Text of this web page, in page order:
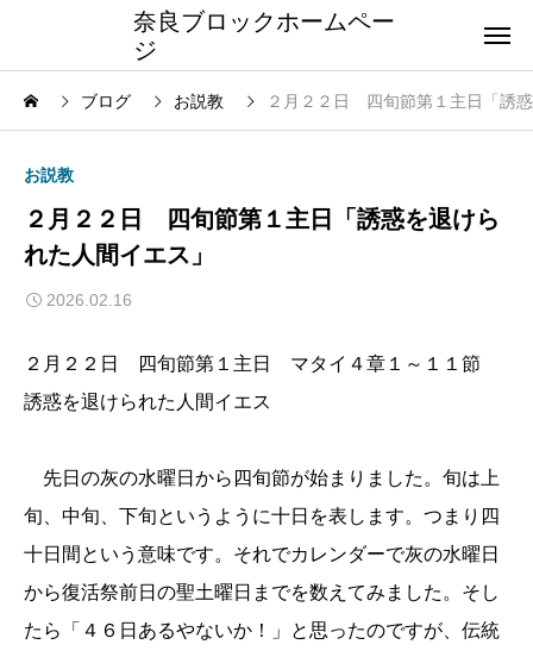
奈良ブロックホームペー
ジ
ブログ お説教 ２月２２日 四旬節第１主日「誘
お説教
２月２２日 四旬節第１主日「誘惑を退けら
れた人間イエス」
2026.02.16
２月２２日 四旬節第１主日 マタイ４章１～１１節
誘惑を退けられた人間イエス
先日の灰の水曜日から四旬節が始まりました。旬は上
旬、中旬、下旬というように十日を表します。つまり四
十日間という意味です。それでカレンダーで灰の水曜日
から復活祭前日の聖土曜日までを数えてみました。そし
たら「４６日あるやないか！」と思ったのですが、伝統